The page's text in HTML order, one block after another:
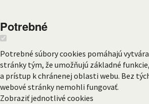
Potrebné
Potrebné súbory cookies pomáhajú
stránky tým, že umožňujú základné
a prístup k chránenej oblasti webu. Bez
webové stránky nemohli fungovať.
Zobraziť jednotlivé cookies